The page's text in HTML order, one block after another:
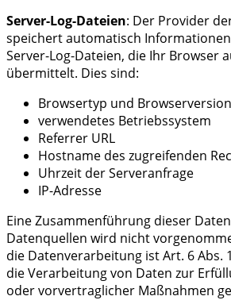
Server-Log-Dateien: Der Provider
speichert automatisch
Server-Log-Dateien, die Ihr Browser
übermittelt. Dies sind:
Browsertyp und Browserversion
verwendetes Betriebssystem
Referrer URL
Hostname des zugreifenden
Uhrzeit der Serveranfrage
IP-Adresse
Eine Zusammenführung dieser
Datenquellen wird nicht
die Datenverarbeitung ist Art. 6 Abs.
die Verarbeitung von Daten zur
oder vorvertraglicher Maßnahmen